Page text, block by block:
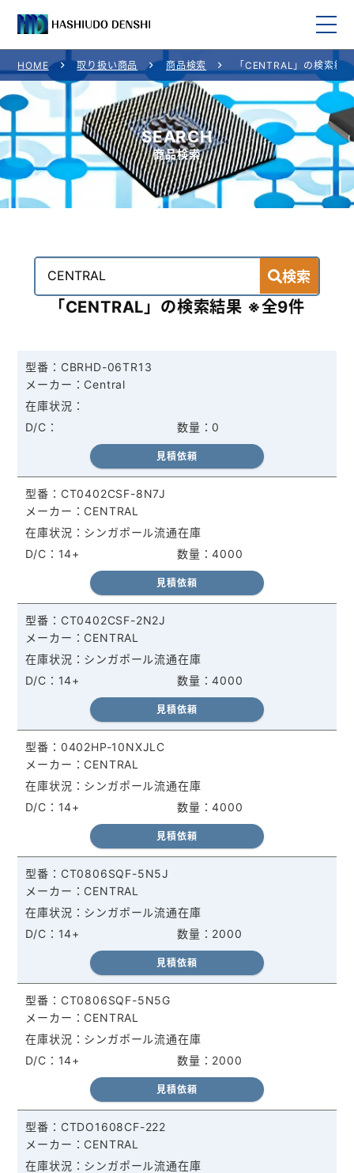
HOME
取り扱い商品
取り扱いメーカー一覧
ご利用案内
お問い合わせ
HOME 取り扱い商品 商品検索 「CENTRAL」の検索結果
SEARCH
商品検索
検索
「CENTRAL」の検索結果 ※全9件
CBRHD-06TR13
Central
0
見積依頼
CT0402CSF-8N7J
CENTRAL
4000
シンガポール流通在庫
14+
見積依頼
CT0402CSF-2N2J
CENTRAL
4000
シンガポール流通在庫
14+
見積依頼
0402HP-10NXJLC
CENTRAL
4000
シンガポール流通在庫
14+
見積依頼
CT0806SQF-5N5J
CENTRAL
2000
シンガポール流通在庫
14+
見積依頼
CT0806SQF-5N5G
CENTRAL
2000
シンガポール流通在庫
14+
見積依頼
CTDO1608CF-222
CENTRAL
シンガポール流通在庫